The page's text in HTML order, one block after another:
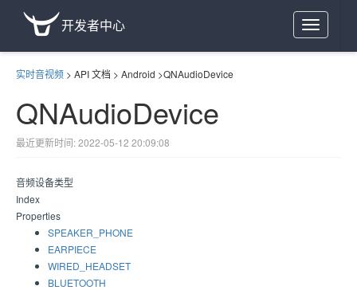
Toggle
navigation
开发者中心
实时音视频 > API 文档 > Android >QNAudioDevice
QNAudioDevice
最近更新时间: 2022-05-12 20:09:08
音频设备类型
Index
Properties
SPEAKER_PHONE
EARPIECE
WIRED_HEADSET
BLUETOOTH